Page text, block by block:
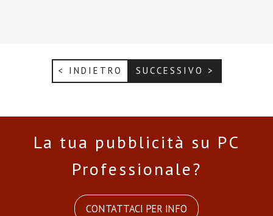
< INDIETRO SUCCESSIVO >
La tua pubblicità su PC
Professionale?
CONTATTACI PER INFO